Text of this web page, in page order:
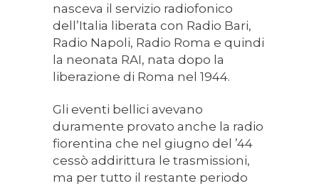
nasceva il servizio radiofonico
dell’Italia liberata con Radio Bari,
Radio Napoli, Radio Roma e quindi
la neonata RAI, nata dopo la
liberazione di Roma nel 1944.
Gli eventi bellici avevano
duramente provato anche la radio
fiorentina che nel giugno del ’44
cessò addirittura le trasmissioni,
ma per tutto il restante periodo